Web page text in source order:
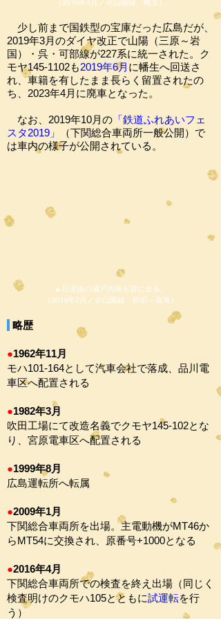
（2016年4月／＠山陽線 幡生）
少し前まで国鉄型の宝庫だった広島だが、
2019年3月のダイヤ改正で山陽（三原～岩
国）・呉・可部線が227系に統一された。ク
モヤ145-1102も2019年6月 に幡生へ回送さ
れ、車籍を有したまま長らく留置されたの
ち、2023年4月に廃車となった。
なお、2019年10月の 「鉄道ふれあいフェ
スタ2019」
（下関総合車両所一般公開）で
は車内の様子が公開されている。​
▲日没後の瀬戸内海を背に走る。
（2019年2月／＠山陽線 防府～富海）
略歴
●1962年11月
モハ101-164として汽車会社で落成、品川電
車区へ配置される
●1982年3月
吹田工場にて改造名義でクモヤ145-102とな
り、宮原電車区へ配置される
●1999年8月
広島運転所へ転属
●2009年1月
下関総合車両所を出場。主電動機がMT46か
らMT54に交換され、原番号+1000となる
●2016年4月
下関総合車両所での検査を終え出場（同じく
検査明けのクモハ105とともに試運転を行
う）